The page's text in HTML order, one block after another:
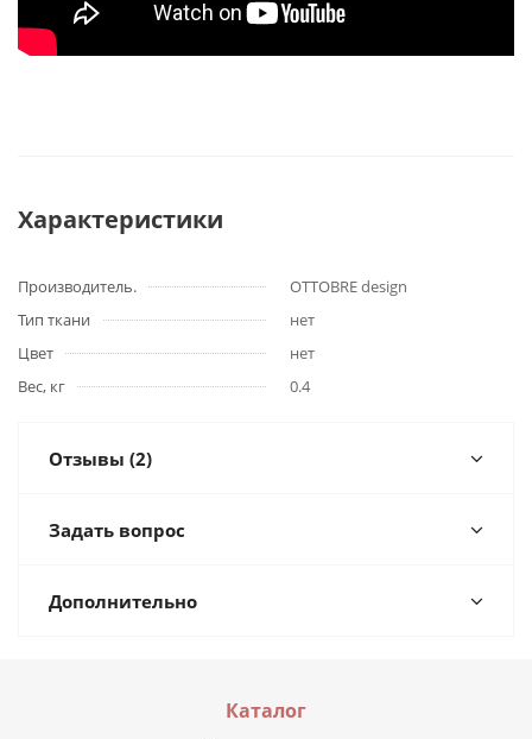
Характеристики
Производитель.
OTTOBRE design
Тип ткани
нет
Цвет
нет
Вес, кг
0.4
Отзывы (2)
Задать вопрос
Дополнительно
Каталог